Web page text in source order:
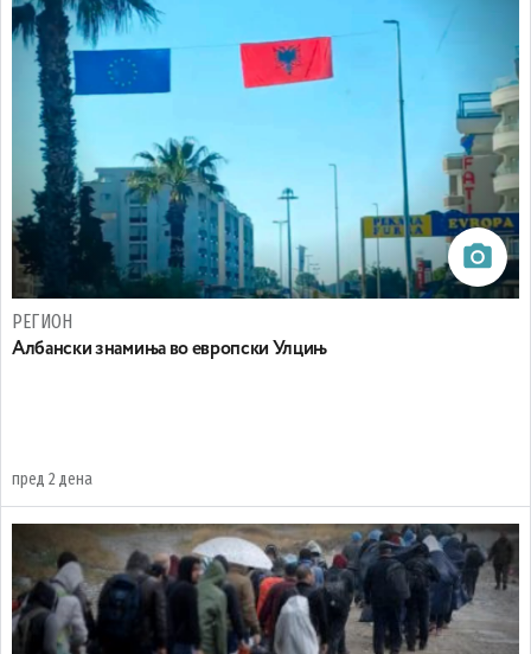
РЕГИОН
Aлбански знамиња во европски Улцињ
пред 2 дена